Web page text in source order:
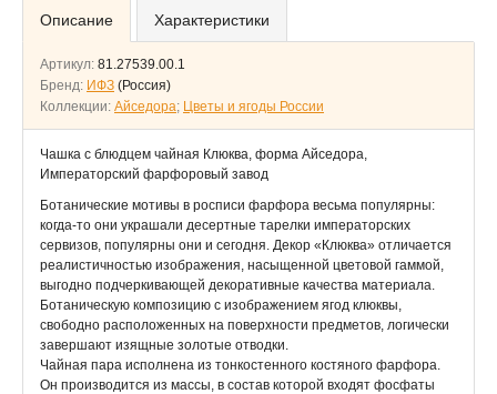
Описание Характеристики
Артикул: 81.27539.00.1
Бренд: ИФЗ (Россия)
Коллекции: Айседора; Цветы и ягоды России
Чашка с блюдцем чайная Клюква, форма Айседора,
Императорский фарфоровый завод
Ботанические мотивы в росписи фарфора весьма популярны:
когда-то они украшали десертные тарелки императорских
сервизов, популярны они и сегодня. Декор «Клюква» отличается
реалистичностью изображения, насыщенной цветовой гаммой,
выгодно подчеркивающей декоративные качества материала.
Ботаническую композицию с изображением ягод клюквы,
свободно расположенных на поверхности предметов, логически
завершают изящные золотые отводки.
Чайная пара исполнена из тонкостенного костяного фарфора.
Он производится из массы, в состав которой входят фосфаты